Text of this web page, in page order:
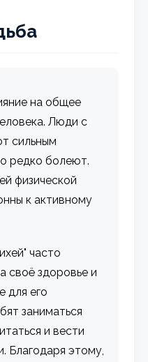
на общее
Люди с
сильным
редко болеют.
физической
к активному
часто
своё здоровье и
для его
заниматься
и вести
Благодаря этому,